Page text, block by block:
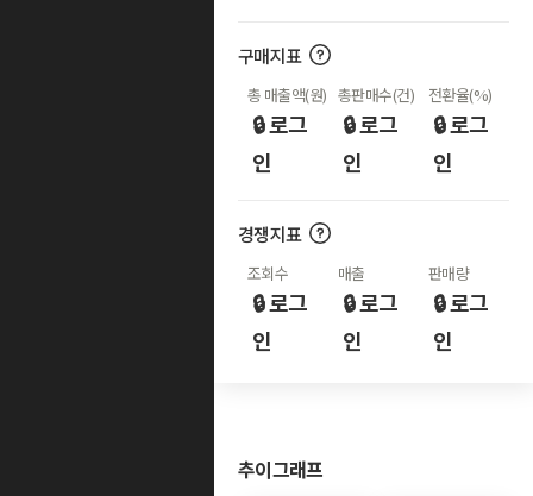
구매지표
총 매출액(원)
🔒 로그
인
총판매수(건)
🔒 로그
인
전환율(%)
🔒 로그
인
경쟁지표
조회수
🔒 로그
인
매출
🔒 로그
인
판매량
🔒 로그
인
추이그래프